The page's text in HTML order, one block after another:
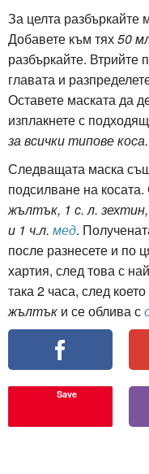
За целта разбъркайте
Добавете към тях50
разбъркайте. Втрийте
главата и
Оставете маската да
изплакнете с
за всички типове коса.
Следващата маска
подсилване на
жълтък, 1 с. л.
и 1 ч.л. мед.
после разнесете и по
хартия, след това с
така 2 часа, след
жълтък и се облива с
Save